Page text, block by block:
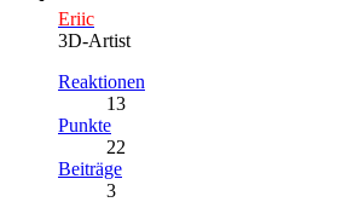
Eriic
3D-Artist
Reaktionen
13
Punkte
22
Beiträge
3